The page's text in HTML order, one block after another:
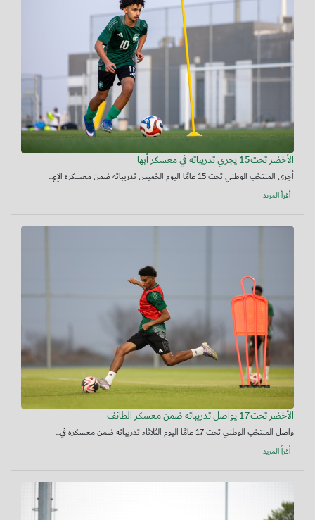
الأخضر تحت15 يجري تدريباته في معسكر أبها
أجرى المنتخب الوطني تحت 15 عامًا اليوم الخميس تدريباته ضمن معسكره الإع...
أقرأ المزيد
الأخضر تحت17 يواصل تدريباته ضمن معسكر الطائف
واصل المنتخب الوطني تحت 17 عامًا اليوم الثلاثاء تدريباته ضمن معسكره في...
أقرأ المزيد